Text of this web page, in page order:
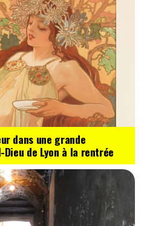
dans une grande
de Lyon à la rentrée